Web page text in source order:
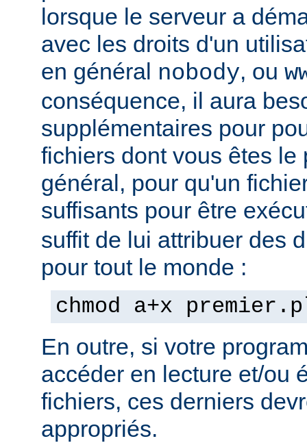
lorsque le serveur a
avec les droits d'un
en général nobody, ou
conséquence, il aura
supplémentaires pour
fichiers dont vous êtes le
général, pour qu'un
suffisants pour être
suffit de lui attribuer des
pour tout le monde :
chmod a+x
En outre, si votre
accéder en lecture et/ou
fichiers, ces derniers
appropriés.